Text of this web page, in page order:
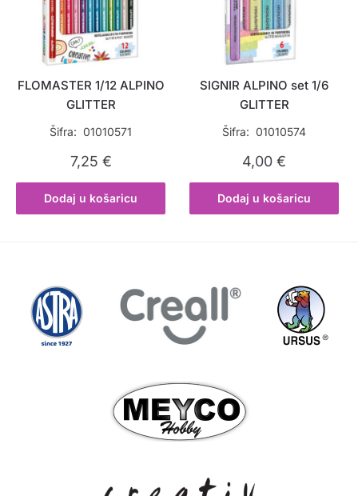
FLOMASTER 1/12 ALPINO
GLITTER
Šifra: 01010571
7,25 €
Dodaj u košaricu
SIGNIR ALPINO set 1/6
GLITTER
Šifra: 01010574
4,00€
Dodaj u košaricu